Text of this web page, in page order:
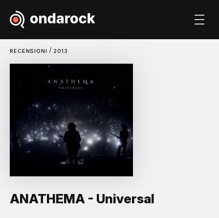
RECENSIONI / 2013
ANATHEMA - Universal